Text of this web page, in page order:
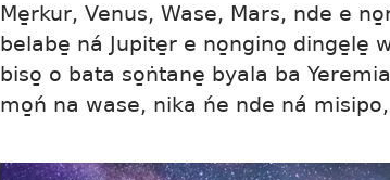
Me̱rkur, Venus, Wase, Mars, nde e
belabe̱ ná Jupite̱r e no̱ngino̱ dinge̱le̱
biso̱ o bata so̱ṅtane̱ byala ba
mo̱ń na wase, nika ńe nde ná